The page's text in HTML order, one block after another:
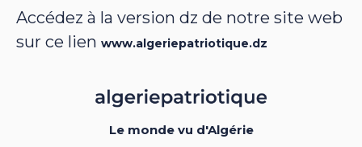
Accédez à la version dz de notre site web
sur ce lien www.algeriepatriotique.dz
Le monde vu d'Algérie